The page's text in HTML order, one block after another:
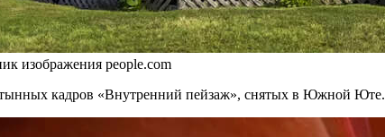
изображения people.com
кадров «Внутренний пейзаж», снятых в Южной Юте.